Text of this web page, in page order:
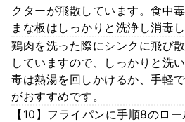
クターが飛散しています。食中
まな板はしっかりと洗浄し消毒し
鶏肉を洗った際にシンクに飛び
していますので、しっかりと洗
毒は熱湯を回しかけるか、手軽
がおすすめです。
【10】フライパンに手順8のロ